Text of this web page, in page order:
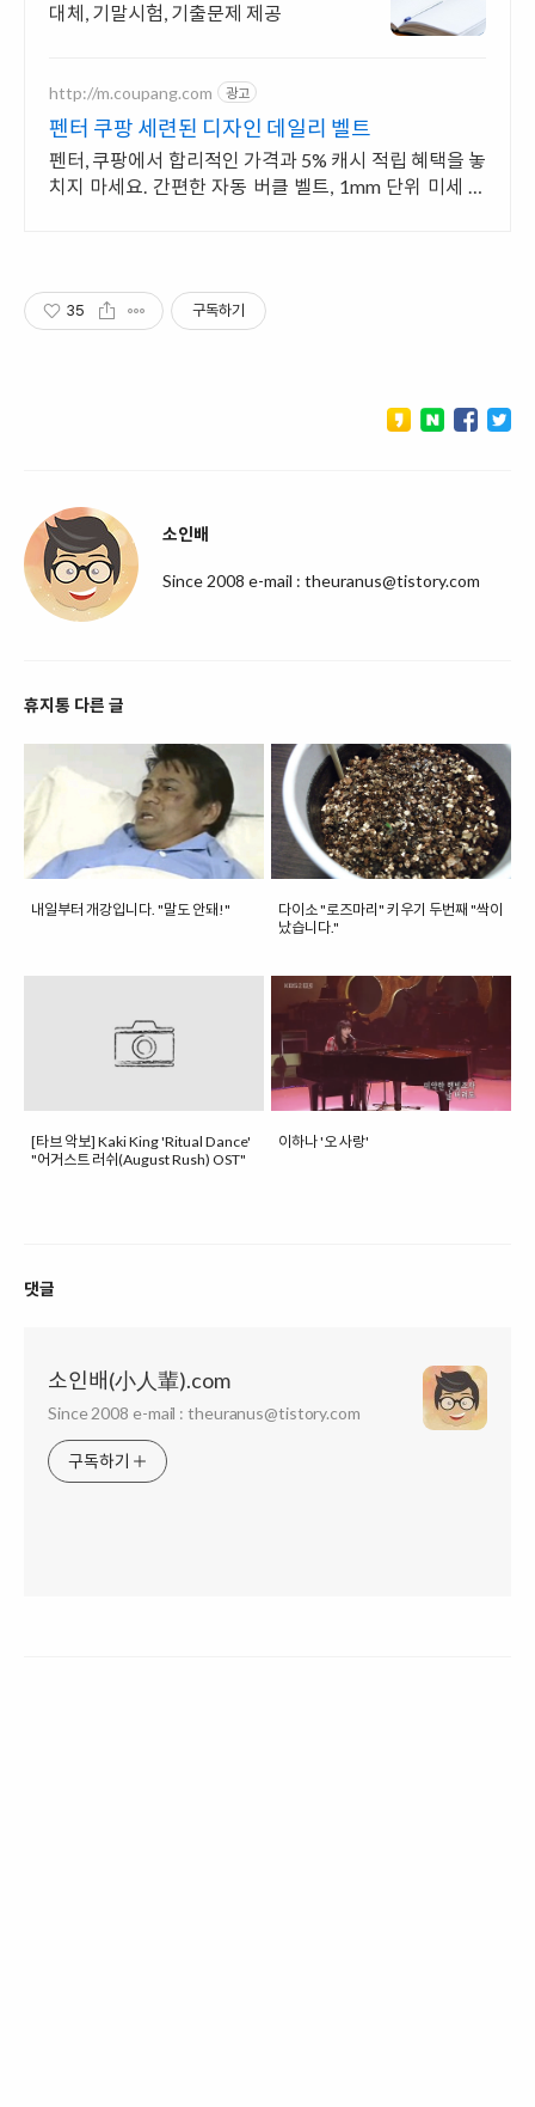
대체, 기말시험, 기출문제 제공
http://m.coupang.com 광고
펜터 쿠팡 세련된 디자인 데일리 벨트
펜터, 쿠팡에서 합리적인 가격과 5% 캐시 적립 혜택을 놓
치지 마세요. 간편한 자동 버클 벨트, 1mm 단위 미세 조
35 구독하기
소인배
Since 2008 e-mail : theuranus@tistory.com
휴지통 다른 글
내일부터 개강입니다. "말도 안돼!"
다이소 "로즈마리" 키우기 두번째 "싹이
났습니다."
[타브 악보] Kaki King 'Ritual Dance'
"어거스트 러쉬(August Rush) OST"
이하나 '오 사랑'
댓글
소인배(小人輩).com
Since 2008 e-mail : theuranus@tistory.com
구독하기